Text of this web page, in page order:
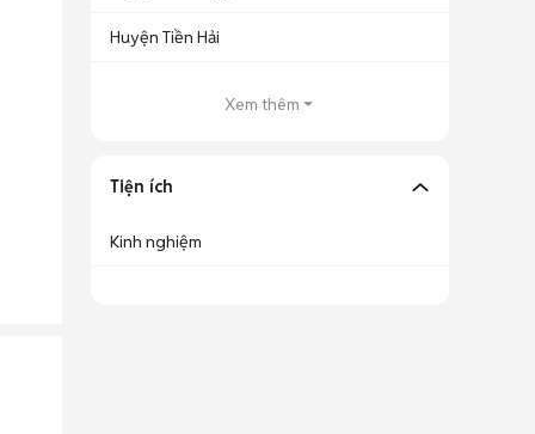
Huyện Tiền Hải
Xem thêm
Tiện ích
Kinh nghiệm